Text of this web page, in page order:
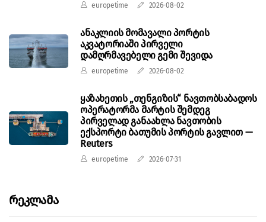
europetime 2026-08-02
ანაკლიის მომავალი პორტის
აკვატორიაში პირველი
დამღრმავებელი გემი შევიდა
europetime 2026-08-02
ყაზახეთის „თენგიზის“ ნავთობსაბადოს
ოპერატორმა მარტის შემდეგ
პირველად განაახლა ნავთობის
ექსპორტი ბათუმის პორტის გავლით —
Reuters
europetime 2026-07-31
Რეკლამა